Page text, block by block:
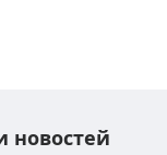
новостей